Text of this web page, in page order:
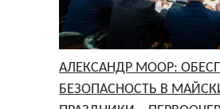
АЛЕКСАНДР МООР:
БЕЗОПАСНОСТЬ В